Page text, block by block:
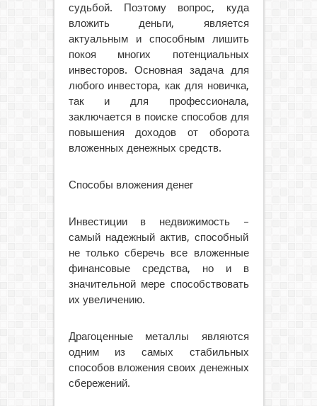
судьбой. Поэтому вопрос, куда
вложить деньги, является
актуальным и способным лишить
покоя многих потенциальных
инвесторов. Основная задача для
любого инвестора, как для новичка,
так и для профессионала,
заключается в поиске способов для
повышения доходов от оборота
вложенных денежных средств.
Способы вложения денег
Инвестиции в недвижимость –
самый надежный актив, способный
не только сберечь все вложенные
финансовые средства, но и в
значительной мере способствовать
их увеличению.
Драгоценные металлы являются
одним из самых стабильных
способов вложения своих денежных
сбережений.